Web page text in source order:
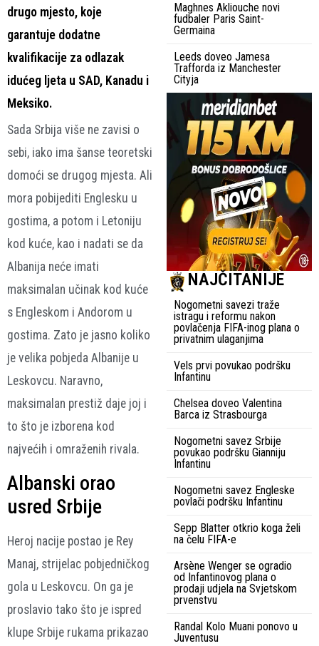
drugo mjesto, koje
garantuje dodatne
kvalifikacije za odlazak
idućeg ljeta u SAD, Kanadu i
Meksiko.
Sada Srbija više ne zavisi o
sebi, iako ima šanse teoretski
domoći se drugog mjesta. Ali
mora pobijediti Englesku u
gostima, a potom i Letoniju
kod kuće, kao i nadati se da
Albanija neće imati
maksimalan učinak kod kuće
s Engleskom i Andorom u
gostima. Zato je jasno koliko
je velika pobjeda Albanije u
Leskovcu. Naravno,
maksimalan prestiž daje joj i
to što je izborena kod
najvećih i omraženih rivala.
Albanski orao
usred Srbije
Heroj nacije postao je Rey
Manaj, strijelac pobjedničkog
gola u Leskovcu. On ga je
proslavio tako što je ispred
klupe Srbije rukama prikazao
Maghnes Akliouche novi
fudbaler Paris Saint-
Germaina
Leeds doveo Jamesa
Trafforda iz Manchester
Cityja
NAJČITANIJE
Nogometni savezi traže
istragu i reformu nakon
povlačenja FIFA-inog plana o
privatnim ulaganjima
Vels prvi povukao podršku
Infantinu
Chelsea doveo Valentina
Barca iz Strasbourga
Nogometni savez Srbije
povukao podršku Gianniju
Infantinu
Nogometni savez Engleske
povlači podršku Infantinu
Sepp Blatter otkrio koga želi
na čelu FIFA-e
Arsène Wenger se ogradio
od Infantinovog plana o
prodaji udjela na Svjetskom
prvenstvu
Randal Kolo Muani ponovo u
Juventusu